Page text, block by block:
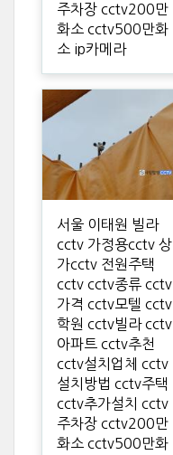
주차장 cctv200만
화소 cctv500만화
소 ip카메라
서울 이태원 빌라
cctv 가정용cctv 상
가cctv 전원주택
cctv cctv종류 cctv
가격 cctv모텔 cctv
학원 cctv빌라 cctv
아파트 cctv추천
cctv설치업체 cctv
설치방법 cctv주택
cctv추가설치 cctv
주차장 cctv200만
화소 cctv500만화